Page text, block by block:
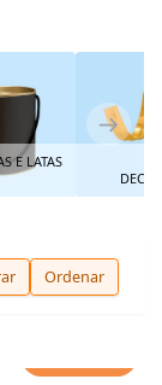
E LATAS
Ordenar